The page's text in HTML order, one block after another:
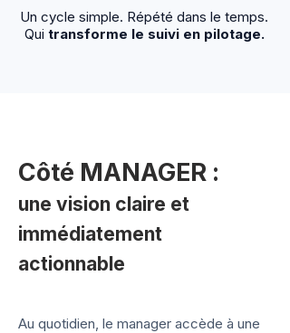
Un cycle simple. Répété dans le temps.
Qui transforme le suivi en pilotage.
Côté MANAGER :
une vision claire et
immédiatement
actionnable
Au quotidien, le manager accède à une